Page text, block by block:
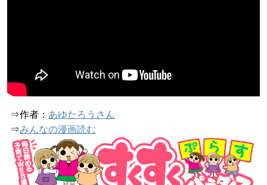
⇒作者： あゆたろうさん
⇒みんなの漫画読む